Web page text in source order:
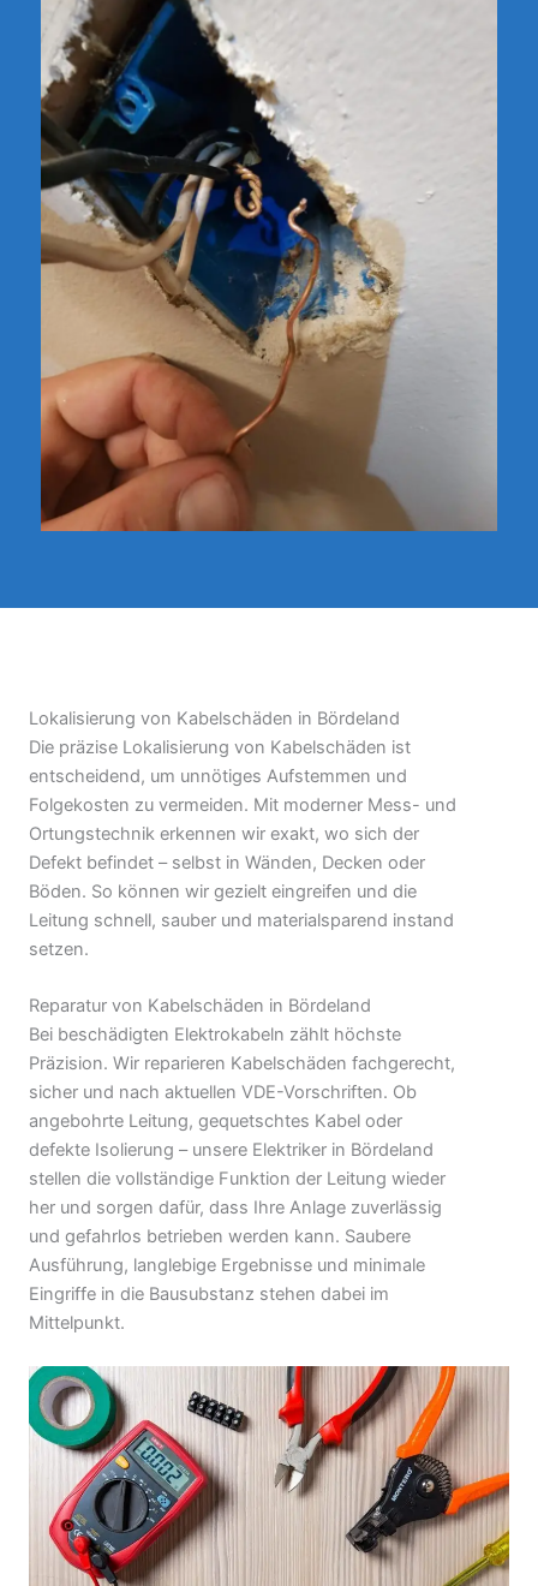
Lokalisierung von Kabelschäden in Bördeland
Die präzise Lokalisierung von Kabelschäden ist
entscheidend, um unnötiges Aufstemmen und
Folgekosten zu vermeiden. Mit moderner Mess- und
Ortungstechnik erkennen wir exakt, wo sich der
Defekt befindet – selbst in Wänden, Decken oder
Böden. So können wir gezielt eingreifen und die
Leitung schnell, sauber und materialsparend instand
setzen.
Reparatur von Kabelschäden in Bördeland
Bei beschädigten Elektrokabeln zählt höchste
Präzision. Wir reparieren Kabelschäden fachgerecht,
sicher und nach aktuellen VDE-Vorschriften. Ob
angebohrte Leitung, gequetschtes Kabel oder
defekte Isolierung – unsere Elektriker in Bördeland
stellen die vollständige Funktion der Leitung wieder
her und sorgen dafür, dass Ihre Anlage zuverlässig
und gefahrlos betrieben werden kann. Saubere
Ausführung, langlebige Ergebnisse und minimale
Eingriffe in die Bausubstanz stehen dabei im
Mittelpunkt.